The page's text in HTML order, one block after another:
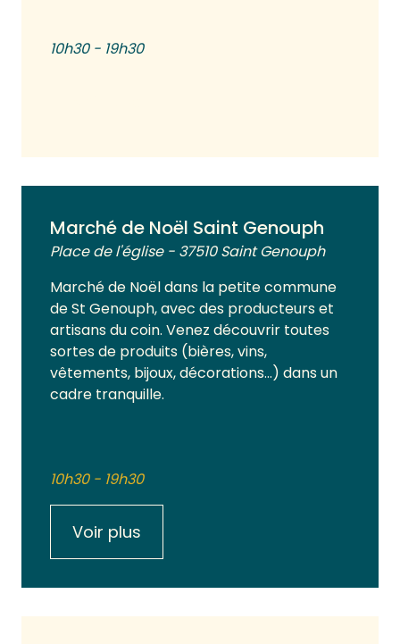
10h30 - 19h30
Marché de Noël Saint Genouph
Place de l'église - 37510 Saint Genouph
Marché de Noël dans la petite commune
de St Genouph, avec des producteurs et
artisans du coin. Venez découvrir toutes
sortes de produits (bières, vins,
vêtements, bijoux, décorations…) dans un
cadre tranquille.
10h30 - 19h30
Voir plus